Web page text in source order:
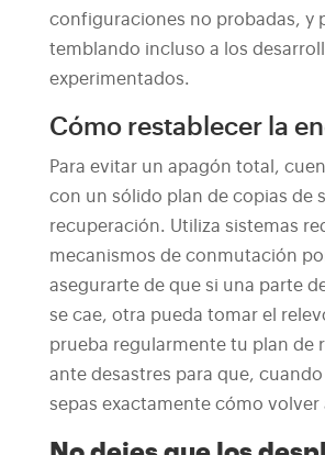
configuraciones no probadas, y
temblando incluso a los
experimentados.
Cómo restablecer la
Para evitar un apagón total,
con un sólido plan de copias de
recuperación. Utiliza sistemas
mecanismos de conmutación
asegurarte de que si una parte
se cae, otra pueda tomar el
prueba regularmente tu plan de
ante desastres para que, cuando
sepas exactamente cómo volver